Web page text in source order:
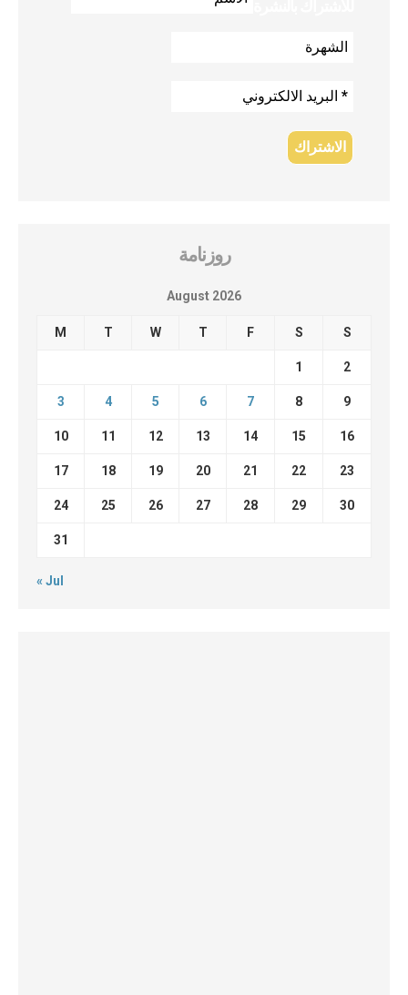
روزنامة
August 2026
M T W T F S S
1 2
3 4 5 6 7 8 9
10 11 12 13 14 15 16
17 18 19 20 21 22 23
24 25 26 27 28 29 30
31
« Jul